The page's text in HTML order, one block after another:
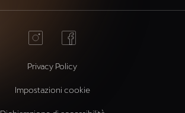
Privacy Policy
Impostazioni cookie